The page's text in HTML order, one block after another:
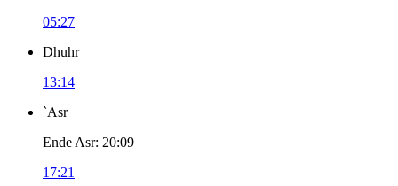
05:27
Dhuhr
13:14
`Asr
Ende Asr: 20:09
17:21